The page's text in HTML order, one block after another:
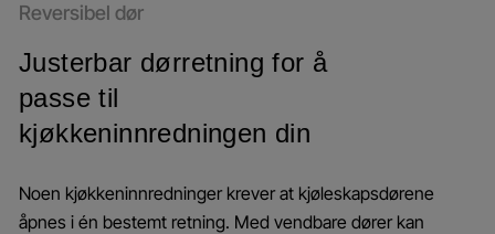
Reversibel dør
Justerbar dørretning for å
passe til
kjøkkeninnredningen din
Noen kjøkkeninnredninger krever at kjøleskapsdørene
åpnes i én bestemt retning. Med vendbare dører kan